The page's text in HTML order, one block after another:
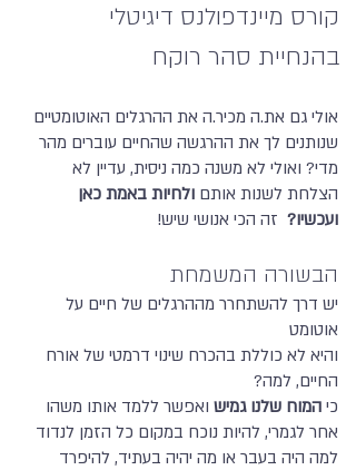
קורס מיינדפולנס דיגיטלי
בהנחיית סהר רוקח
אולי גם את.ה מכיר.ה את ההרגלים האוטומטיים
שנותנים לך את ההרגשה שהחיים עוברים מהר
מדי? ואולי לא משנה כמה ניסית, עדיין לא
הצלחת לשנות אותם ולחיות באמת כאן
ועכשיו? זה הכי אנושי שיש!
הבשורה המשמחת
יש דרך להשתחרר מההרגלים של חיים על
אוטומט
והיא לא כוללת בהכרח שינוי דרמטי של אורח
החיים, למה?
כי המוח שלנו גמיש ואפשר ללמד אותו משהו
אחר לגמרי, להיות נוכח במקום כל הזמן לנדוד
למה היה בעבר או מה יהיה בעתיד, להיפרד